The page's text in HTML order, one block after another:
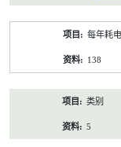
每年耗
138
类别
5